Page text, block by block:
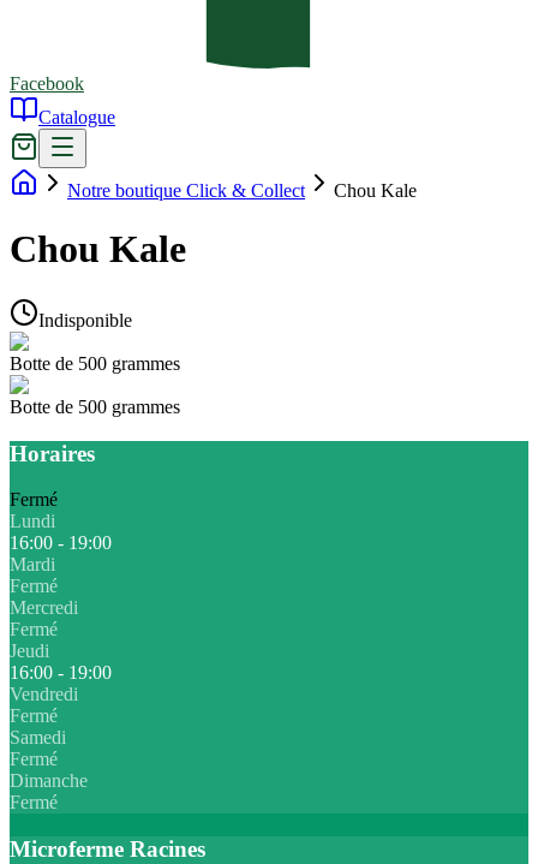
Facebook
Catalogue
Notre boutique Click & Collect Chou Kale
Chou Kale
Indisponible
Botte de 500 grammes
Botte de 500 grammes
Horaires
Fermé
Lundi
16:00 - 19:00
Mardi
Fermé
Mercredi
Fermé
Jeudi
16:00 - 19:00
Vendredi
Fermé
Samedi
Fermé
Dimanche
Fermé
Microferme Racines